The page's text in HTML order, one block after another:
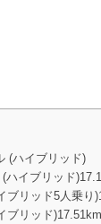
(ハイブリッド)
ハイブリッド
ブリッド5人乗り
ブリッド